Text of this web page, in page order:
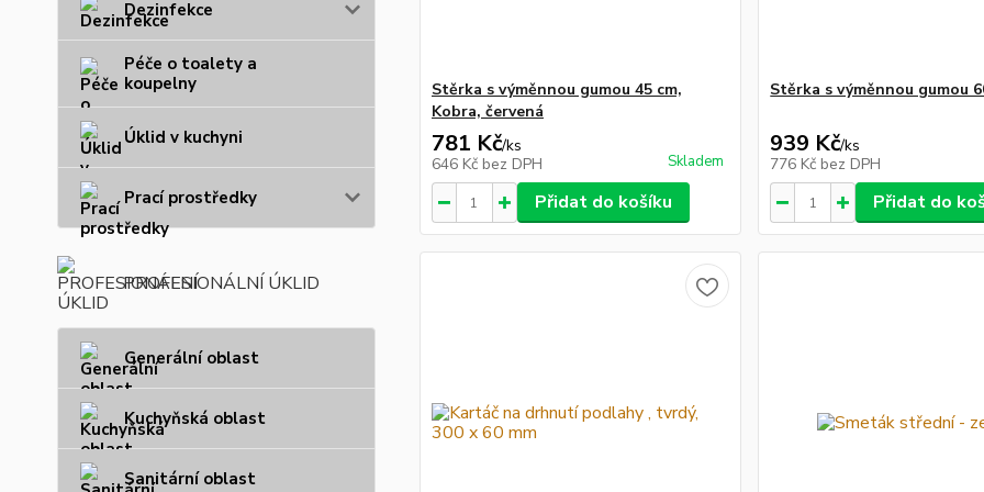
Dezinfekce
Péče o toalety a
koupelny
Úklid v kuchyni
Prací prostředky
PROFESIONÁLNÍ ÚKLID
Generální oblast
Kuchyňská oblast
Sanitární oblast
Stěrka s výměnnou gumou 45 cm,
Kobra, červená
781 Kč/ks
646 Kč bez DPH Skladem
Přidat do košíku
Stěrka s výměnnou gumou
939 Kč/ks
776 Kč bez DPH
Přidat do